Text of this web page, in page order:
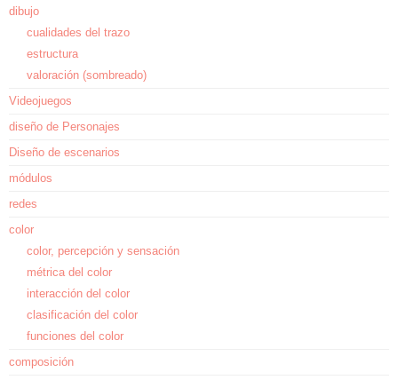
dibujo
cualidades del trazo
estructura
valoración (sombreado)
Videojuegos
diseño de Personajes
Diseño de escenarios
módulos
redes
color
color, percepción y sensación
métrica del color
interacción del color
clasificación del color
funciones del color
composición